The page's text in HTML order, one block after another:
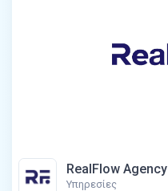
RealFlow Agency
Υπηρεσίες